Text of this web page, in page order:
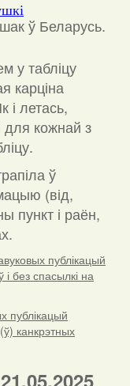
ў Беларусь.
у табліцу
карціна
і летась,
для кожнай з
ў
(від,
пункт і раён,
.
публікацый
без спасылкі на
публікацый
канкрэтных
21.05.2025